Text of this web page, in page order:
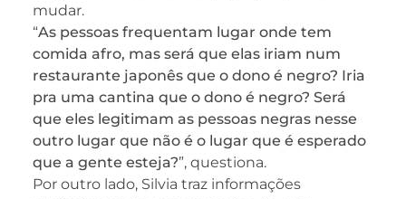
mudar.
“As pessoas frequentam lugar onde tem
comida afro, mas será que elas iriam num
restaurante japonês que o dono é negro? Iria
pra uma cantina que o dono é negro? Será
que eles legitimam as pessoas negras nesse
outro lugar que não é o lugar que é esperado
que a gente esteja?”, questiona.
Por outro lado, Silvia traz informações